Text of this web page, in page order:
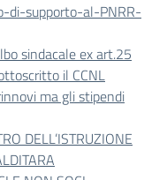
di-supporto-al-PNRR-
sindacale ex art.25
il CCNL
ma gli stipendi
DELL’ISTRUZIONE